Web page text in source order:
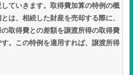
ていきます。取得費加算の特例の概
は、相続した財産を売却する際に、
取得費との差額を譲渡所得の取得費
。この特例を適用すれば、譲渡所得